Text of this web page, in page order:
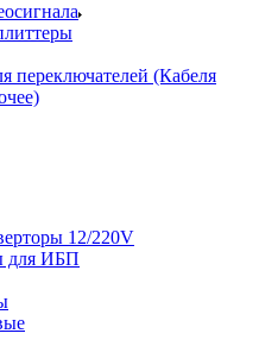
переключателей (Кабеля
12/220V
для ИБП